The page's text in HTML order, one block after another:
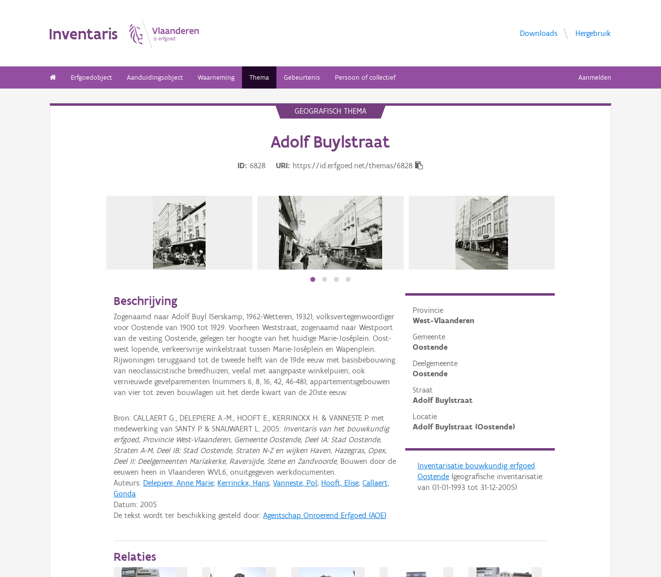
Inventaris Downloads Hergebruik
Erfgoedobject Aanduidingsobject Waarneming Thema Gebeurtenis Persoon of collectief Aanmelden
GEOGRAFISCH THEMA
Adolf Buylstraat
ID 6828 URI https://id.erfgoed.net/themas/6828
Provincie
West-Vlaanderen
Gemeente
Oostende
Deelgemeente
Oostende
Straat
Adolf Buylstraat
Locatie
Adolf Buylstraat (Oostende)
Inventarisatie bouwkundig erfgoed
Oostende(geografische inventarisatie:
van 01-01-1993 tot 31-12-2005)
Beschrijving
Zogenaamd naar Adolf Buyl (Serskamp, 1962-Wetteren, 1932), volksvertegenwoordiger
voor Oostende van 1900 tot 1929. Voorheen Weststraat, zogenaamd naar Westpoort
van de vesting Oostende, gelegen ter hoogte van het huidige Marie-Joséplein. Oost-
west lopende, verkeersvrije winkelstraat tussen Marie-Joséplein en Wapenplein.
Rijwoningen teruggaand tot de tweede helft van de 19de eeuw met basisbebouwing
van neoclassicistische breedhuizen, veelal met aangepaste winkelpuien; ook
vernieuwde gevelparementen (nummers 6, 8, 16, 42, 46-48); appartementsgebouwen
van vier tot zeven bouwlagen uit het derde kwart van de 20ste eeuw.
Bron: CALLAERT G., DELEPIERE A.-M., HOOFT E., KERRINCKX H. & VANNESTE P. met
medewerking van SANTY P. & SNAUWAERT L. 2005: Inventaris van het bouwkundig
erfgoed, Provincie West-Vlaanderen, Gemeente Oostende, Deel IA: Stad Oostende,
Straten A-M, Deel IB: Stad Oostende, Straten N-Z en wijken Haven, Hazegras, Opex,
Deel II: Deelgemeenten Mariakerke, Raversijde, Stene en Zandvoorde, Bouwen door de
eeuwen heen in Vlaanderen WVL6, onuitgegeven werkdocumenten.
Auteurs: Delepiere, Anne Marie; Kerrinckx, Hans;Vanneste, Pol; Hooft, Elise;Callaert,
Gonda
Datum:2005
De tekst wordt ter beschikking gesteld door:Agentschap Onroerend Erfgoed (AOE)
Relaties